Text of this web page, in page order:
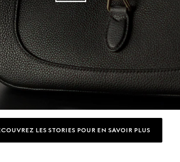
LES STORIES POUR EN SAVOIR PLUS